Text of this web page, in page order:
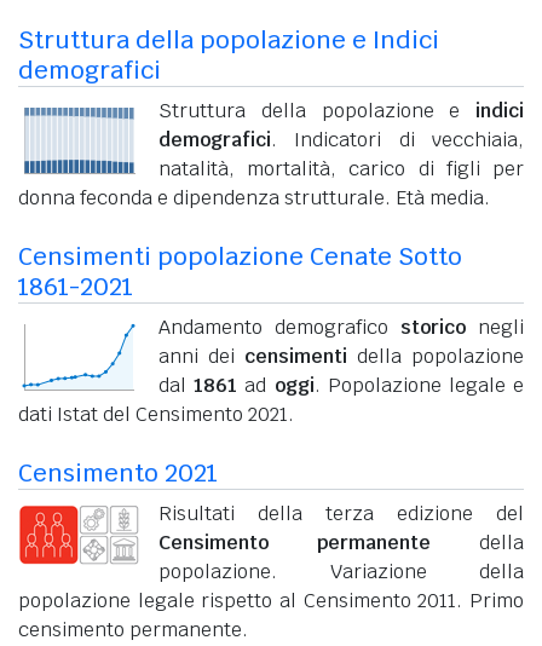
Struttura della popolazione e Indici
demografici
Struttura della popolazione e indici
demografici. Indicatori di vecchiaia,
natalità, mortalità, carico di figli per
donna feconda e dipendenza strutturale. Età media.
Censimenti popolazione Cenate Sotto
1861-2021
Andamento demografico storico negli
anni dei censimenti della popolazione
dal1861 ad oggi. Popolazione legale e
dati Istat del Censimento 2021.
Censimento 2021
Risultati della terza edizione del
Censimento permanente della
popolazione. Variazione della
popolazione legale rispetto al Censimento 2011. Primo
censimento permanente.